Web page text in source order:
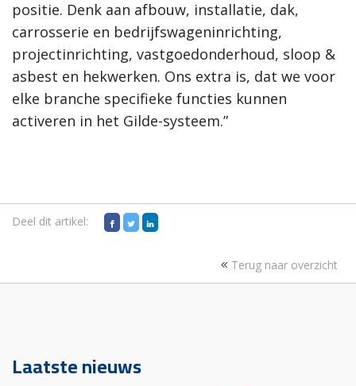
positie. Denk aan afbouw, installatie, dak,
carrosserie en bedrijfswageninrichting,
projectinrichting, vastgoedonderhoud, sloop &
asbest en hekwerken. Ons extra is, dat we voor
elke branche specifieke functies kunnen
activeren in het Gilde-systeem.”
Deel dit artikel:
Terug naar overzicht
Laatste nieuws